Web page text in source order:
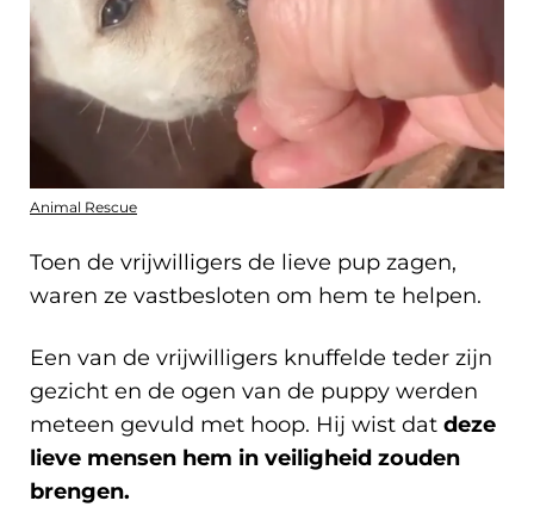
Animal Rescue
Toen de vrijwilligers de lieve pup zagen,
waren ze vastbesloten om hem te helpen.
Een van de vrijwilligers knuffelde teder zijn
gezicht en de ogen van de puppy werden
meteen gevuld met hoop. Hij wist dat deze
lieve mensen hem in veiligheid zouden
brengen.